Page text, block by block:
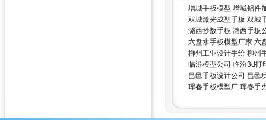
增城手板模型 增城铝件
双城激光成型手板 双城
潞西抄数手板 潞西手板
六盘水手板模型厂家 六
柳州工业设计手绘 柳州
临汾模型公司 临汾3d打
昌邑手板设计公司 昌邑
珲春手板模型厂 珲春手